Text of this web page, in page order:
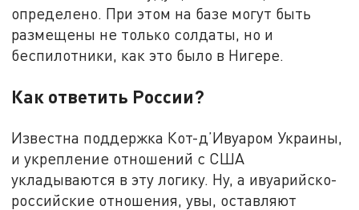
определено. При этом на базе могут быть
размещены не только солдаты, но и
беспилотники, как это было в Нигере.
Как ответить России?
Известна поддержка Кот-д’Ивуаром Украины,
и укрепление отношений с США
укладываются в эту логику. Ну, а ивуарийско-
российские отношения, увы, оставляют